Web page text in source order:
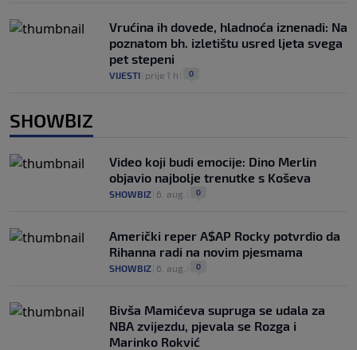
Vrućina ih dovede, hladnoća iznenadi: Na
poznatom bh. izletištu usred ljeta svega
pet stepeni
VIJESTI prije 1 h 0
SHOWBIZ
Video koji budi emocije: Dino Merlin
objavio najbolje trenutke s Koševa
SHOWBIZ 6. aug. 0
Američki reper A$AP Rocky potvrdio da
Rihanna radi na novim pjesmama
SHOWBIZ 6. aug. 0
Bivša Mamićeva supruga se udala za
NBA zvijezdu, pjevala se Rozga i
Marinko Rokvić